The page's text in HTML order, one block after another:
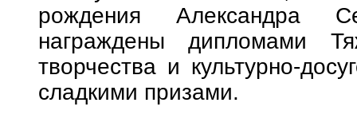
рождения Александра
награждены дипломами
творчества и культурно-
сладкими призами.